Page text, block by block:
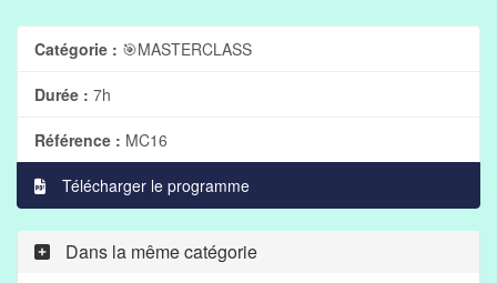
Catégorie : 🎯MASTERCLASS
Durée : 7h
Référence : MC16
Télécharger le programme
Dans la même catégorie